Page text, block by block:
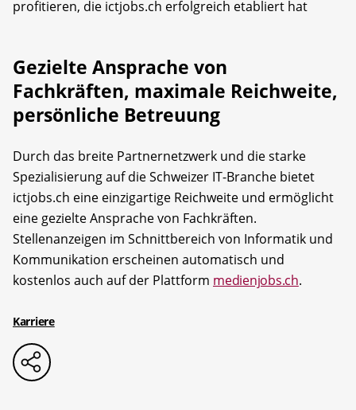
profitieren, die ictjobs.ch erfolgreich etabliert hat
Gezielte Ansprache von
Fachkräften, maximale Reichweite,
persönliche Betreuung
Durch das breite Partnernetzwerk und die starke
Spezialisierung auf die Schweizer IT-Branche bietet
ictjobs.ch eine einzigartige Reichweite und ermöglicht
eine gezielte Ansprache von Fachkräften.
Stellenanzeigen im Schnittbereich von Informatik und
Kommunikation erscheinen automatisch und
kostenlos auch auf der Plattform medienjobs.ch.
Karriere